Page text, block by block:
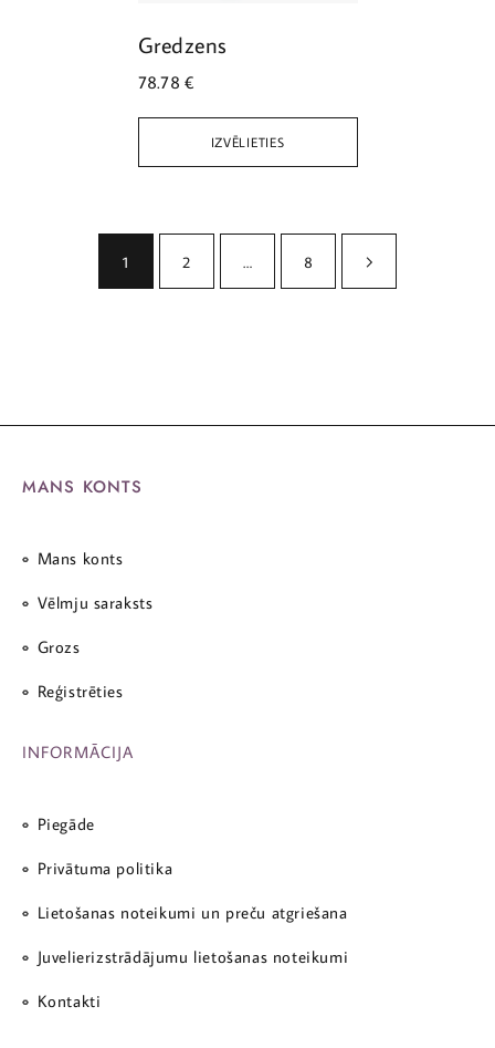
IZVĒLIETIES
Gredzens
78.78€
1 2 … 8
MANS KONTS
Mans konts
Vēlmju saraksts
Grozs
Reģistrēties
INFORMĀCIJA
Piegāde
Privātuma politika
Lietošanas noteikumi un preču atgriešana
Juvelierizstrādājumu lietošanas noteikumi
Kontakti